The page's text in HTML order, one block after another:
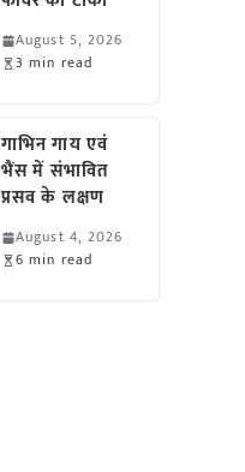
August 5, 2026
3 min read
गाभिन गाय एवं
भैंस में संभावित
प्रसव के लक्षण
August 4, 2026
6 min read